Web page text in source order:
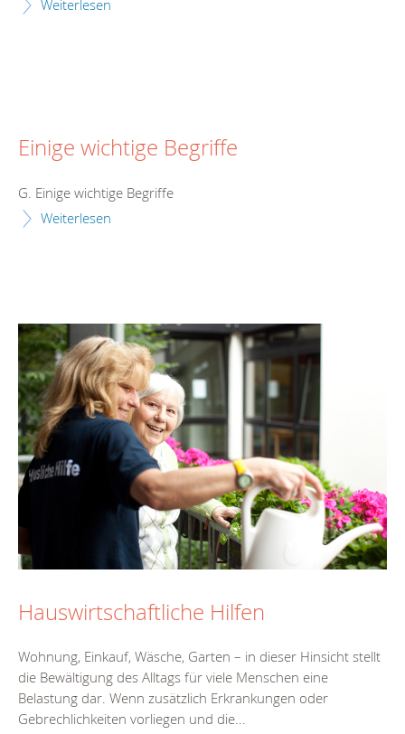
Weiterlesen
Einige wichtige Begriffe
G. Einige wichtige Begriffe
Weiterlesen
Hauswirtschaftliche Hilfen
Wohnung, Einkauf, Wäsche, Garten – in dieser Hinsicht stellt
die Bewältigung des Alltags für viele Menschen eine
Belastung dar. Wenn zusätzlich Erkrankungen oder
Gebrechlichkeiten vorliegen und die...